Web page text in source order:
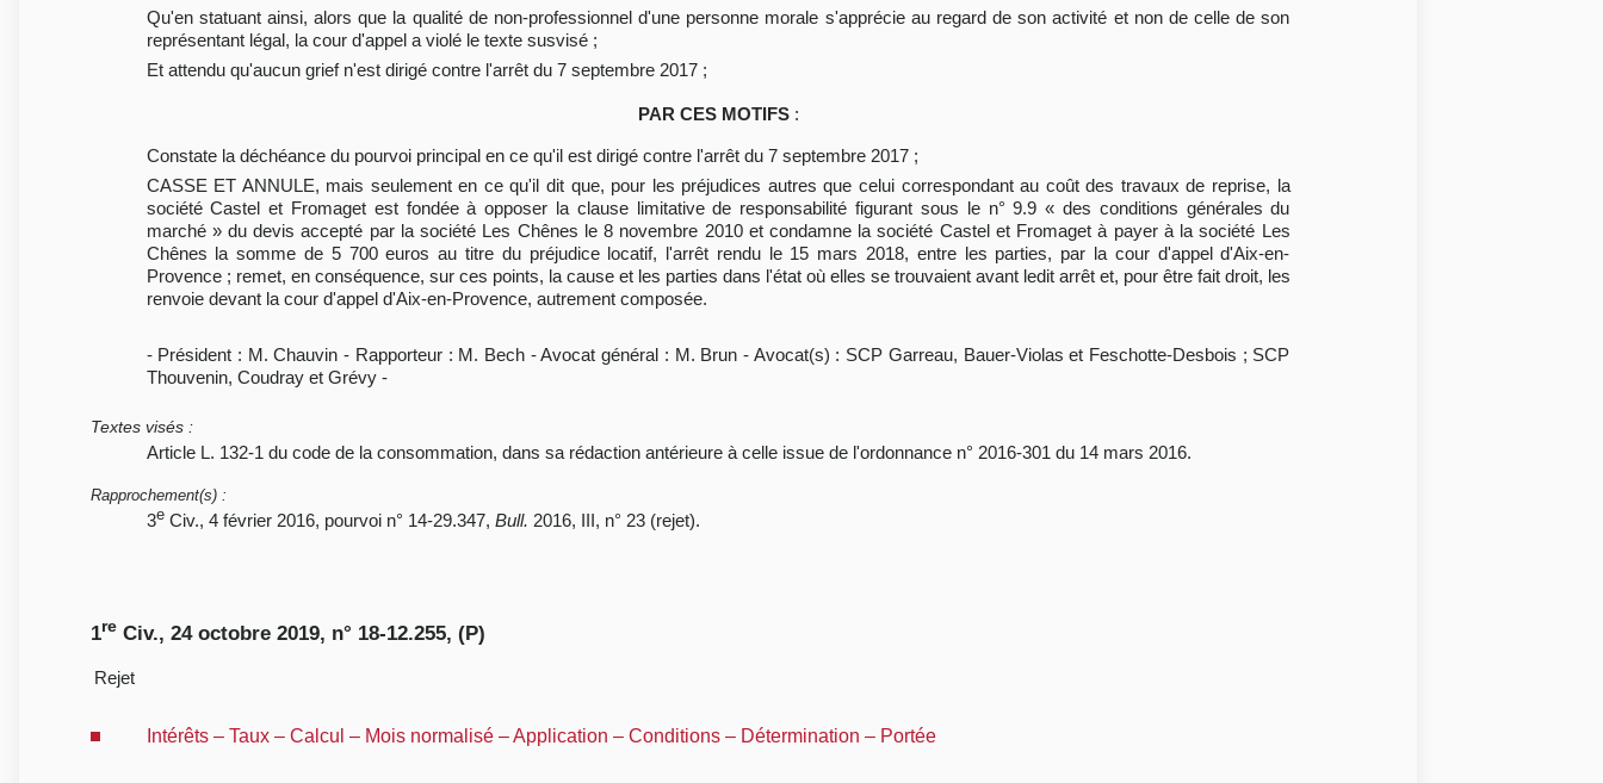
Qu'en statuant ainsi, alors que la qualité de non-professionnel d'une personne morale s'apprécie au regard de son activité et non de celle de son
représentant légal, la cour d'appel a violé le texte susvisé ;
Et attendu qu'aucun grief n'est dirigé contre l'arrêt du 7 septembre 2017 ;
PAR CES MOTIFS:
Constate la déchéance du pourvoi principal en ce qu'il est dirigé contre l'arrêt du 7 septembre 2017 ;
CASSE ET ANNULE, mais seulement en ce qu'il dit que, pour les préjudices autres que celui correspondant au coût des travaux de reprise, la
société Castel et Fromaget est fondée à opposer la clause limitative de responsabilité figurant sous le n° 9.9 « des conditions générales du
marché » du devis accepté par la société Les Chênes le 8 novembre 2010 et condamne la société Castel et Fromaget à payer à la société Les
Chênes la somme de 5 700 euros au titre du préjudice locatif, l'arrêt rendu le 15 mars 2018, entre les parties, par la cour d'appel d'Aix-en-
Provence ; remet, en conséquence, sur ces points, la cause et les parties dans l'état où elles se trouvaient avant ledit arrêt et, pour être fait droit, les
renvoie devant la cour d'appel d'Aix-en-Provence, autrement composée.
- Président : M. Chauvin - Rapporteur : M. Bech - Avocat général : M. Brun - Avocat(s) : SCP Garreau, Bauer-Violas et Feschotte-Desbois ; SCP
Thouvenin, Coudray et Grévy -
Textes visés :
Article L. 132-1 du code de la consommation, dans sa rédaction antérieure à celle issue de l'ordonnance n° 2016-301 du 14 mars 2016.
Rapprochement(s) :
3eCiv., 4 février 2016, pourvoi n° 14-29.347, Bull. 2016, III, n° 23 (rejet).
1re Civ., 24 octobre 2019, n° 18-12.255, (P)
Rejet
Intérêts – Taux – Calcul – Mois normalisé – Application – Conditions – Détermination – Portée